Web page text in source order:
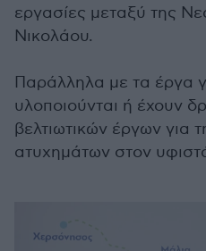
εργασίες μεταξύ της
Νικολάου.
Παράλληλα με τα έργα
υλοποιούνται ή έχουν
βελτιωτικών έργων για
ατυχημάτων στον